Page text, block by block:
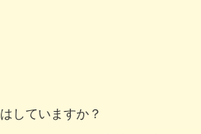
していますか？